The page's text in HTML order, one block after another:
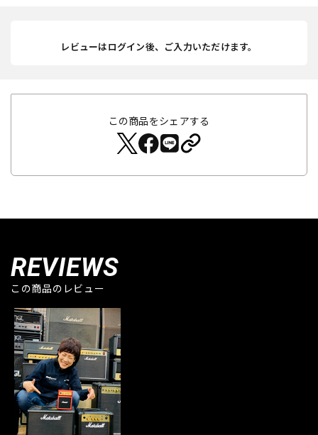
レビューはログイン後、ご入力いただけます。
この商品をシェアする
REVIEWS
この商品のレビュー